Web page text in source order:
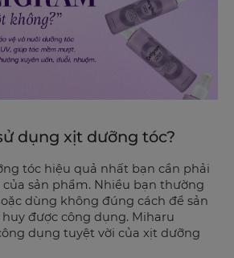
dụng xịt dưỡng tóc?
tóc hiệu quả nhất bạn cần phải
sản phẩm. Nhiều bạn thường
dùng không đúng cách để sản
được công dụng. Miharu
dụng tuyệt vời của xịt dưỡng